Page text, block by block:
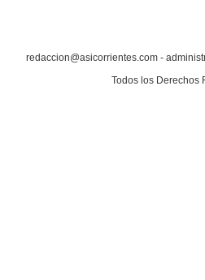
redaccion@asicorrientes.com -
Todos los Derechos